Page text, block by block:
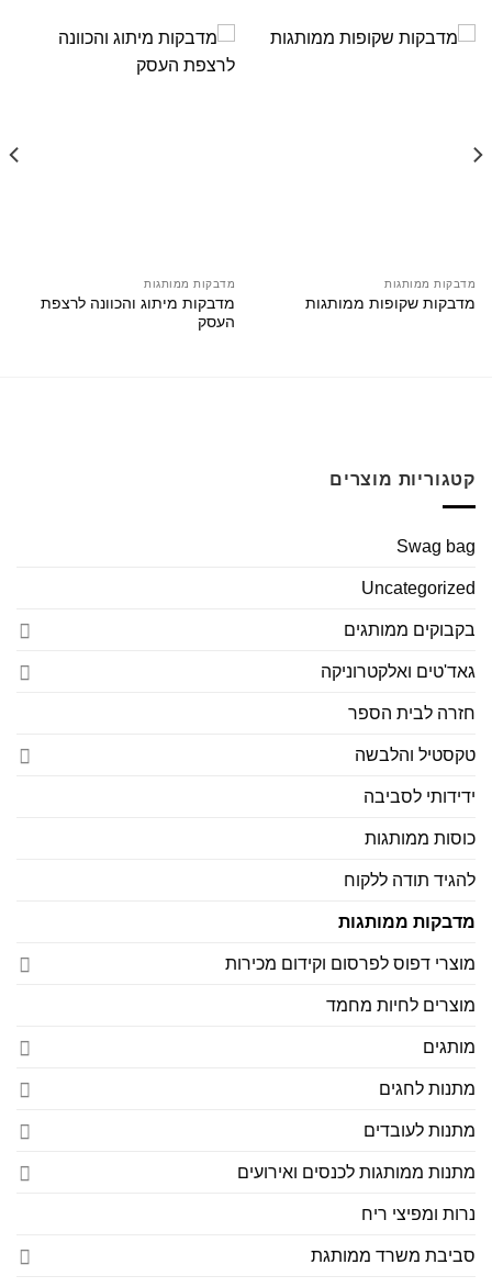
מדבקות ממותגות
מדבקות שקופות ממותגות
מדבקות ממותגות
מדבקות מיתוג והכוונה לרצפת
העסק
קטגוריות מוצרים
Swag bag
Uncategorized
בקבוקים ממותגים
גאד'טים ואלקטרוניקה
חזרה לבית הספר
טקסטיל והלבשה
ידידותי לסביבה
כוסות ממותגות
להגיד תודה ללקוח
מדבקות ממותגות
מוצרי דפוס לפרסום וקידום מכירות
מוצרים לחיות מחמד
מותגים
מתנות לחגים
מתנות לעובדים
מתנות ממותגות לכנסים ואירועים
נרות ומפיצי ריח
סביבת משרד ממותגת